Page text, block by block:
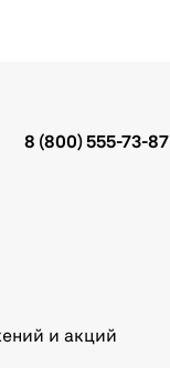
8 (800) 555-73-87
и акций